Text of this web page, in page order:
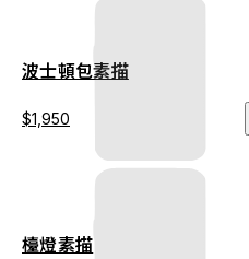
波士頓包素描
$1,950
檯燈素描